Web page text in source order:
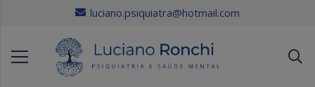
luciano.psiquiatra@hotmail.com